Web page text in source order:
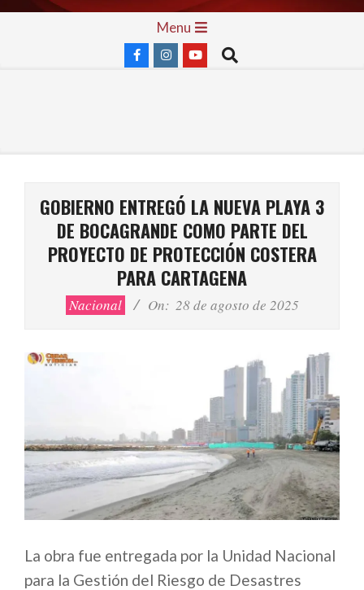
Skip
Menu
Search
GOBIERNO ENTREGÓ LA NUEVA PLAYA 3
DE BOCAGRANDE COMO PARTE DEL
PROYECTO DE PROTECCIÓN COSTERA
PARA CARTAGENA
Nacional On: 28 de agosto de 2025
La obra fue entregada por la Unidad Nacional
para la Gestión del Riesgo de Desastres